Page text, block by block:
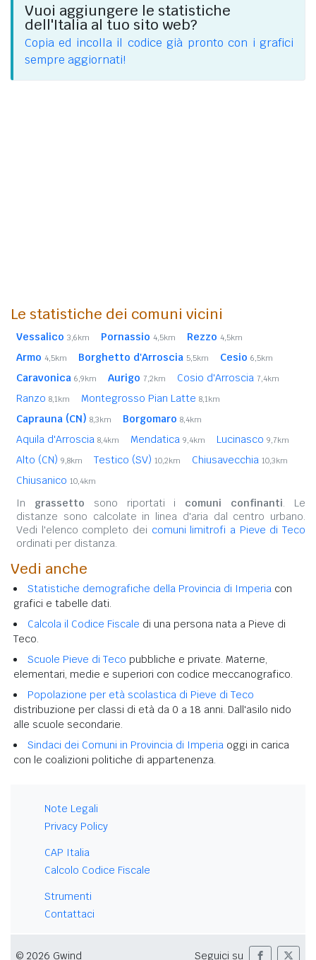
Vuoi aggiungere le statistiche
dell'Italia al tuo sito web?
Copia ed incolla il codice già pronto con i grafici
sempre aggiornati!
Le statistiche dei comuni vicini
Vessalico 3,6km Pornassio 4,5km Rezzo 4,5km
Armo 4,5km Borghetto d'Arroscia 5,5km Cesio 6,5km
Caravonica 6,9km Aurigo 7,2km Cosio d'Arroscia 7,4km
Ranzo 8,1km Montegrosso Pian Latte 8,1km
Caprauna (CN) 8,3km Borgomaro 8,4km
Aquila d'Arroscia 8,4km Mendatica 9,4km Lucinasco 9,7km
Alto (CN) 9,8km Testico (SV) 10,2km Chiusavecchia 10,3km
Chiusanico 10,4km
In grassetto sono riportati i comuni confinanti. Le
distanze sono calcolate in linea d'aria dal centro urbano.
Vedi l'elenco completo dei comuni limitrofi a Pieve di Teco
ordinati per distanza.
Vedi anche
Statistiche demografiche della Provincia di Imperia con
grafici e tabelle dati.
Calcola il Codice Fiscale di una persona nata a Pieve di
Teco.
Scuole Pieve di Teco pubbliche e private. Materne,
elementari, medie e superiori con codice meccanografico.
Popolazione per età scolastica di Pieve di Teco
distribuzione per classi di età da 0 a 18 anni. Dall'asilo nido
alle scuole secondarie.
Sindaci dei Comuni in Provincia di Imperia oggi in carica
con le coalizioni politiche di appartenenza.
Note Legali
Privacy Policy
CAP Italia
Calcolo Codice Fiscale
Strumenti
Contattaci
© 2026 Gwind Seguici su